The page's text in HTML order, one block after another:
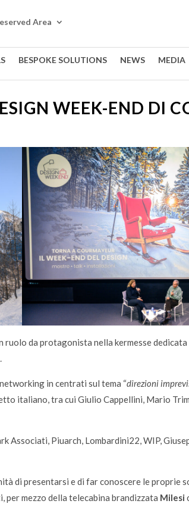
Area
BESPOKE SOLUTIONS NEWS MEDIA
WEEK-END DI
da protagonista nella kermesse dedicata
in centrati sul tema “direzioni
italiano, tra cui Giulio Cappellini, Mario
Piuarch, Lombardini22, WIP,
di presentarsi e di far conoscere le proprie
per mezzo della telecabina brandizzata Milesi